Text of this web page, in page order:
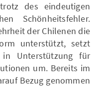
des eindeutigen
Schönheitsfehler.
der Chilenen die
unterstützt, setzt
Unterstützung für
um. Bereits im
Bezug genommen